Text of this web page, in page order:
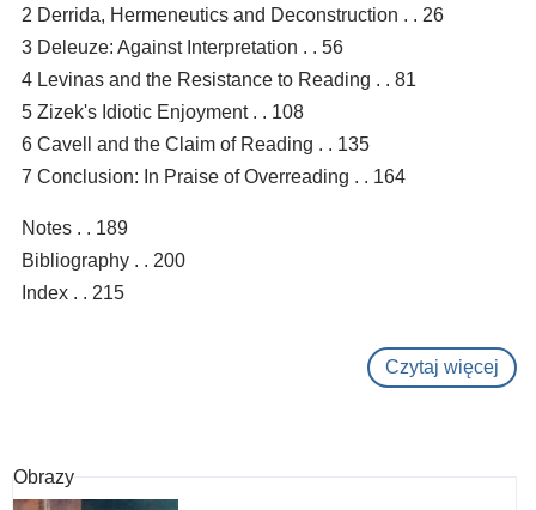
2 Derrida, Hermeneutics and Deconstruction . . 26
3 Deleuze: Against Interpretation . . 56
4 Levinas and the Resistance to Reading . . 81
5 Zizek's Idiotic Enjoyment . . 108
6 Cavell and the Claim of Reading . . 135
7 Conclusion: In Praise of Overreading . . 164
Notes . . 189
Bibliography . . 200
Index . . 215
Czytaj więcej
Obrazy